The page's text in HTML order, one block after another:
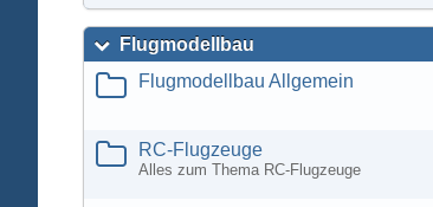
Flugmodellbau
Flugmodellbau Allgemein
RC-Flugzeuge
Alles zum Thema RC-Flugzeuge